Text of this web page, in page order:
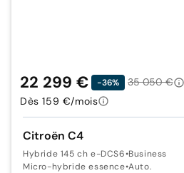
Citroën C4
Hybride 145 ch e-DCS6•Business
Micro-hybride essence•Auto.
22 299 € -36%
35 050 €
Dès 159 €/mois